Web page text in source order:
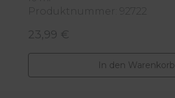
Produktnummer: 92722
Regulärer Preis:
23,99 €
In den Warenkorb